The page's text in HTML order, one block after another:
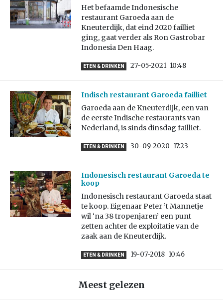
Het befaamde Indonesische
restaurant Garoeda aan de
Kneuterdijk, dat eind 2020 failliet
ging, gaat verder als Ron Gastrobar
Indonesia Den Haag.
ETEN & DRINKEN 27-05-2021 10:48
Indisch restaurant Garoeda failliet
Garoeda aan de Kneuterdijk, een van
de eerste Indische restaurants van
Nederland, is sinds dinsdag failliet.
ETEN & DRINKEN 30-09-2020 17:23
Indonesisch restaurant Garoeda te
koop
Indonesisch restaurant Garoeda staat
te koop. Eigenaar Peter ’t Mannetje
wil ‘na 38 tropenjaren’ een punt
zetten achter de exploitatie van de
zaak aan de Kneuterdijk.
ETEN & DRINKEN 19-07-2018 10:46
Meest gelezen